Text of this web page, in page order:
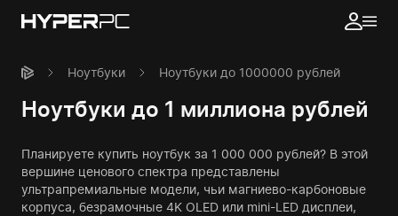
Ноутбуки Ноутбуки до 1000000 рублей
Ноутбуки до 1 миллиона рублей
Планируете купить ноутбук за 1 000 000 рублей? В этой
вершине ценового спектра представлены
ультрапремиальные модели, чьи магниево-карбоновые
корпуса, безрамочные 4K OLED или mini-LED дисплеи,